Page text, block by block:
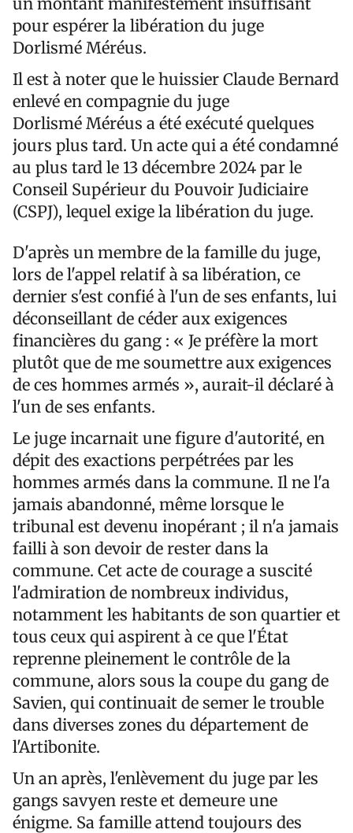
pour espérer la libération du juge
Dorlismé Méréus.
Il est à noter que le huissier Claude Bernard
enlevé en compagnie du juge
Dorlismé Méréus a été exécuté quelques
jours plus tard. Un acte qui a été condamné
au plus tard le 13 décembre 2024 par le
Conseil Supérieur du Pouvoir Judiciaire
(CSPJ), lequel exige la libération du juge.
D'après un membre de la famille du juge,
lors de l'appel relatif à sa libération, ce
dernier s'est confié à l'un de ses enfants, lui
déconseillant de céder aux exigences
financières du gang : « Je préfère la mort
plutôt que de me soumettre aux exigences
de ces hommes armés », aurait-il déclaré à
l'un de ses enfants.
Le juge incarnait une figure d'autorité, en
dépit des exactions perpétrées par les
hommes armés dans la commune. Il ne l'a
jamais abandonné, même lorsque le
tribunal est devenu inopérant ; il n'a jamais
failli à son devoir de rester dans la
commune. Cet acte de courage a suscité
l'admiration de nombreux individus,
notamment les habitants de son quartier et
tous ceux qui aspirent à ce que l'État
reprenne pleinement le contrôle de la
commune, alors sous la coupe du gang de
Savien, qui continuait de semer le trouble
dans diverses zones du département de
l'Artibonite.
Un an après, l'enlèvement du juge par les
gangs savyen reste et demeure une
énigme. Sa famille attend toujours des